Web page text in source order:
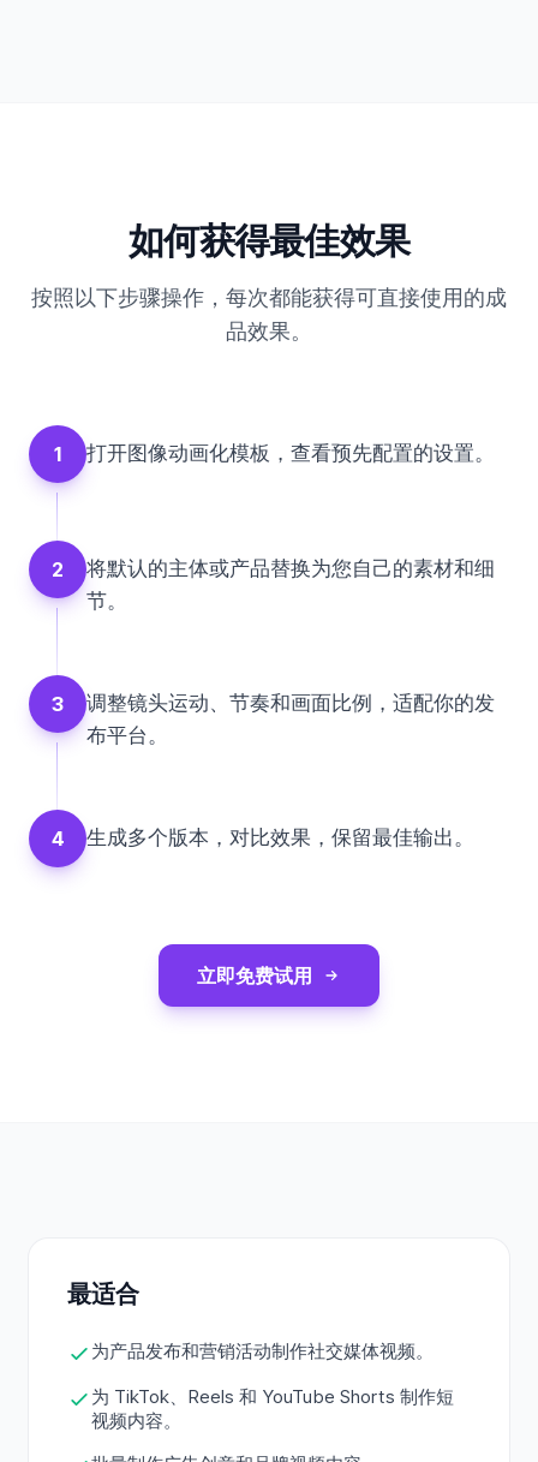
如何获得最佳效果
按照以下步骤操作，每次都能获得可直接使用的成
品效果。
1 打开图像动画化模板，查看预先配置的设置。
2
将默认的主体或产品替换为您自己的素材和细
节。
3
调整镜头运动、节奏和画面比例，适配你的发
布平台。
4 生成多个版本，对比效果，保留最佳输出。
立即免费试用
最适合
为产品发布和营销活动制作社交媒体视频。
为 TikTok、Reels 和 YouTube Shorts 制作短
视频内容。